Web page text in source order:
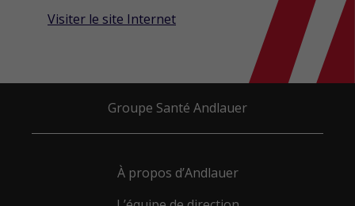
Visiter le site Internet
Groupe Santé Andlauer
À propos d’Andlauer